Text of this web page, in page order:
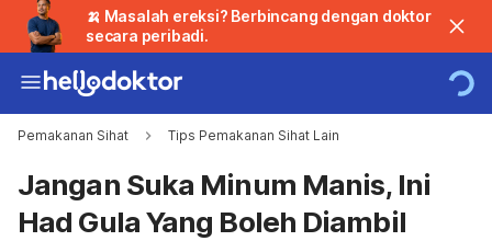
🍌 Masalah ereksi? Berbincang dengan doktor
secara peribadi.
Pemakanan Sihat Tips Pemakanan Sihat Lain
Jangan Suka Minum Manis, Ini
Had Gula Yang Boleh Diambil